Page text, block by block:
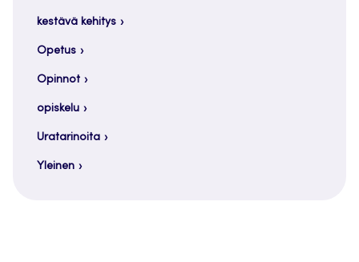
kestävä kehitys
Opetus
Opinnot
opiskelu
Uratarinoita
Yleinen